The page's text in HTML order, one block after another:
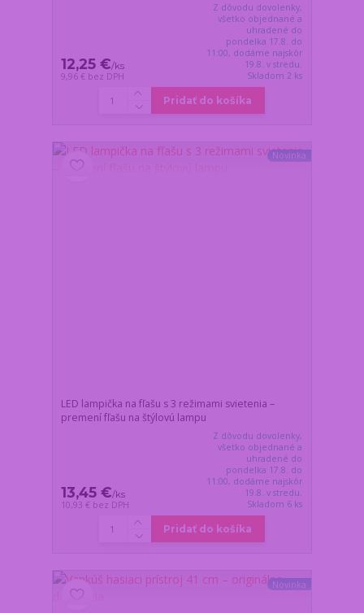
12,25 €/ks
9,96 € bez DPH
Z dôvodu dovolenky,
všetko objednané a
uhradené do
pondelka 17.8. do
11:00, dodáme najskôr
19.8. v stredu.
Skladom 2 ks
Pridať do košíka
Novinka
LED lampička na fľašu s 3 režimami svietenia –
premení fľašu na štýlovú lampu
13,45 €/ks
10,93 € bez DPH
Z dôvodu dovolenky,
všetko objednané a
uhradené do
pondelka 17.8. do
11:00, dodáme najskôr
19.8. v stredu.
Skladom 6 ks
Pridať do košíka
Novinka